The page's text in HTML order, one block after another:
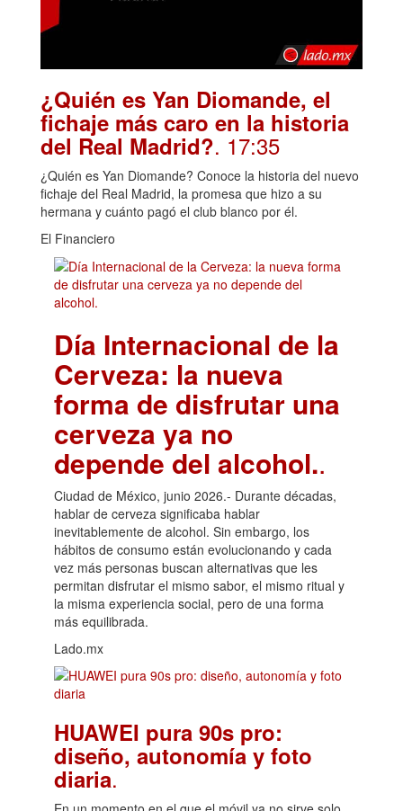
¿Quién es Yan Diomande, el
fichaje más caro en la historia
del Real Madrid?. 17:35
¿Quién es Yan Diomande? Conoce la historia del nuevo
fichaje del Real Madrid, la promesa que hizo a su
hermana y cuánto pagó el club blanco por él.
El Financiero
Día Internacional de la
Cerveza: la nueva
forma de disfrutar una
cerveza ya no
depende del alcohol..
Ciudad de México, junio 2026.- Durante décadas,
hablar de cerveza significaba hablar
inevitablemente de alcohol. Sin embargo, los
hábitos de consumo están evolucionando y cada
vez más personas buscan alternativas que les
permitan disfrutar el mismo sabor, el mismo ritual y
la misma experiencia social, pero de una forma
más equilibrada.
Lado.mx
HUAWEI pura 90s pro:
diseño, autonomía y foto
diaria.